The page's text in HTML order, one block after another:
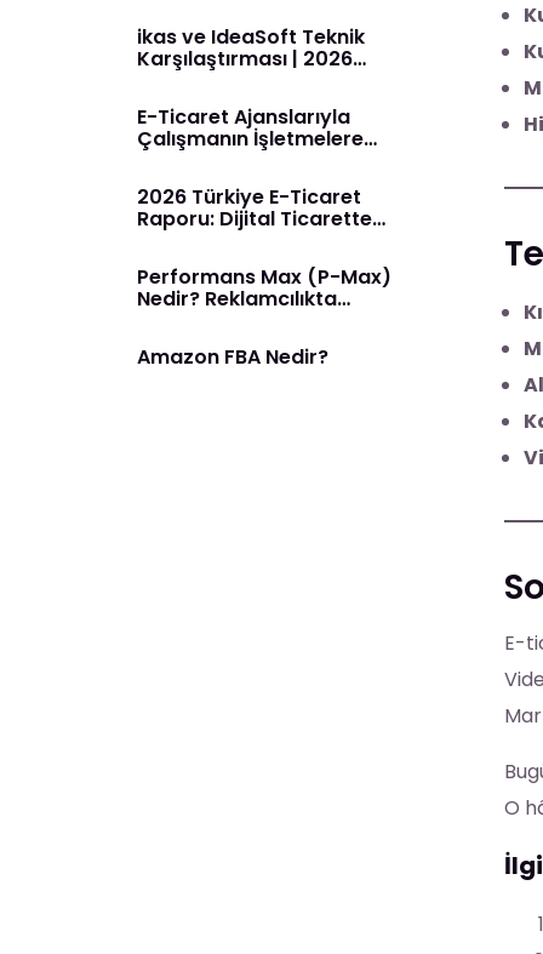
E-
O
ikas ve IdeaSoft Teknik
Karşılaştırması | 2026
E-Ticaret Ajanslarıyla
Çalışmanın İşletmelere
2026 Türkiye E-Ticaret
Raporu: Dijital Ticarette
Performans Max (P-Max)
Nedir? Reklamcılıkta
Amazon FBA Nedir?